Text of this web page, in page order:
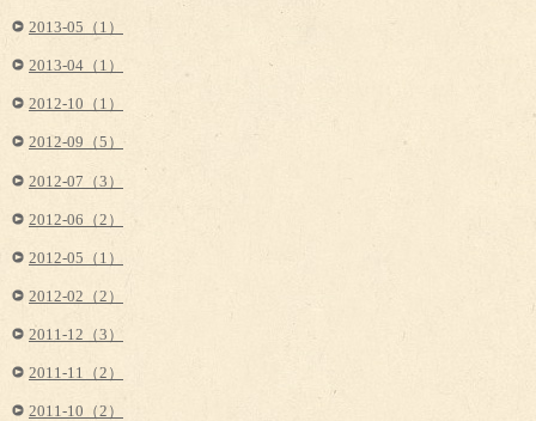
2013-05（1）
2013-04（1）
2012-10（1）
2012-09（5）
2012-07（3）
2012-06（2）
2012-05（1）
2012-02（2）
2011-12（3）
2011-11（2）
2011-10（2）